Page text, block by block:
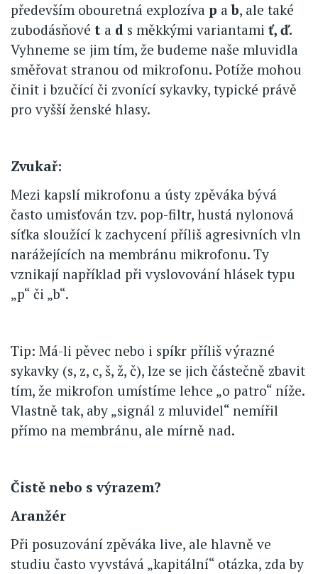
především obouretná explozíva p ab, ale také
zubodásňové t a d s měkkými variantami ť, ď.
Vyhneme se jim tím, že budeme naše mluvidla
směřovat stranou od mikrofonu. Potíže mohou
činit i bzučící či zvonící sykavky, typické právě
pro vyšší ženské hlasy.
Zvukař:
Mezi kapslí mikrofonu a ústy zpěváka bývá
často umisťován tzv. pop-filtr, hustá nylonová
síťka sloužící k zachycení příliš agresivních vln
narážejících na membránu mikrofonu. Ty
vznikají například při vyslovování hlásek typu
„p“ či „b“.
Tip: Má-li pěvec nebo i spíkr příliš výrazné
sykavky (s, z, c, š, ž, č), lze se jich částečně zbavit
tím, že mikrofon umístíme lehce „o patro“ níže.
Vlastně tak, aby „signál z mluvidel“ nemířil
přímo na membránu, ale mírně nad.
Čistě nebo s výrazem?
Aranžér
Při posuzování zpěváka live, ale hlavně ve
studiu často vyvstává „kapitální“ otázka, zda by